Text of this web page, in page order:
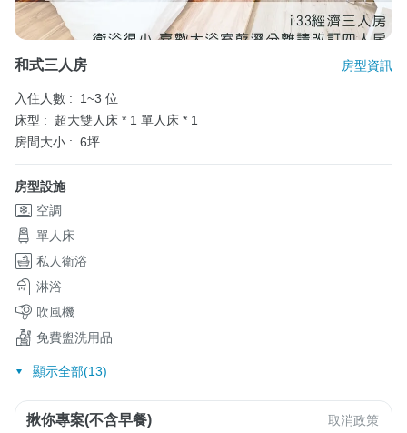
和式三人房 房型資訊
入住人數 :
1~3 位
床型 :
超大雙人床 * 1 單人床 * 1
房間大小 : 6坪
房型設施
空調
單人床
私人衛浴
淋浴
吹風機
免費盥洗用品
顯示全部(13)
揪你專案(不含早餐) 取消政策